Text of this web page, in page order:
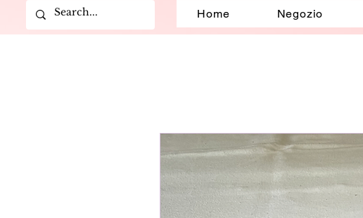
Home Negozio